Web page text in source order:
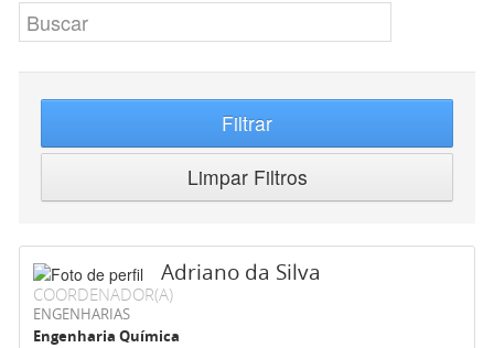
Filtrar
Limpar Filtros
Adriano da Silva
COORDENADOR(A)
ENGENHARIAS
Engenharia Química